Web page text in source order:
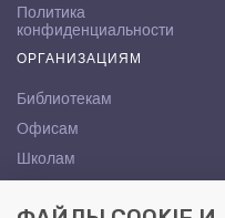
Политика
конфиденциальности
ОРГАНИЗАЦИЯМ
Библиотекам
Офисам
Школам